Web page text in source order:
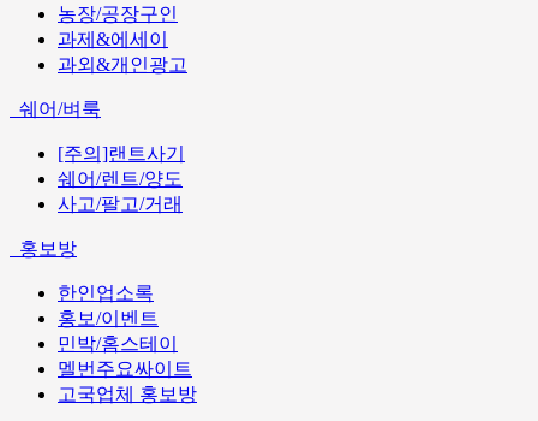
농장/공장구인
과제&에세이
과외&개인광고
쉐어/벼룩
[주의]랜트사기
쉐어/렌트/양도
사고/팔고/거래
홍보방
한인업소록
홍보/이벤트
민박/홈스테이
멜번주요싸이트
고국업체 홍보방